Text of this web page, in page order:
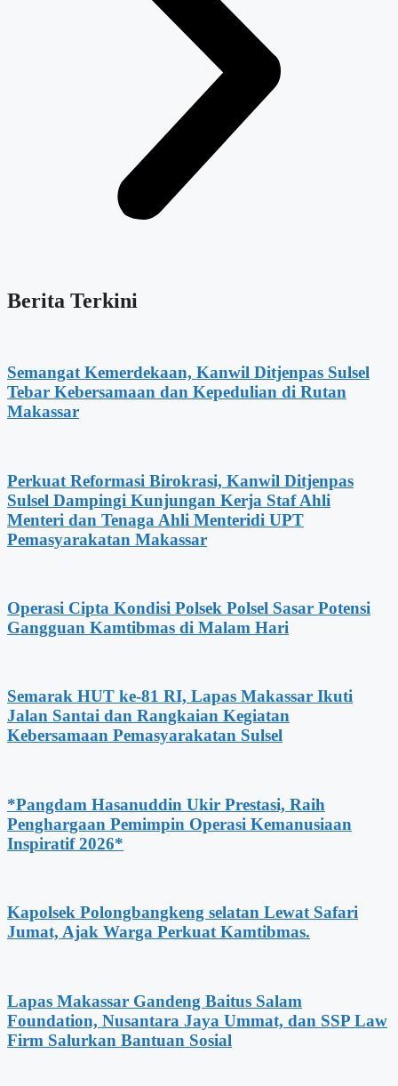
Berita Terkini
Semangat Kemerdekaan, Kanwil Ditjenpas Sulsel
Tebar Kebersamaan dan Kepedulian di Rutan
Makassar
Perkuat Reformasi Birokrasi, Kanwil Ditjenpas
Sulsel Dampingi Kunjungan Kerja Staf Ahli
Menteri dan Tenaga Ahli Menteridi UPT
Pemasyarakatan Makassar
Operasi Cipta Kondisi Polsek Polsel Sasar Potensi
Gangguan Kamtibmas di Malam Hari
Semarak HUT ke-81 RI, Lapas Makassar Ikuti
Jalan Santai dan Rangkaian Kegiatan
Kebersamaan Pemasyarakatan Sulsel
*Pangdam Hasanuddin Ukir Prestasi, Raih
Penghargaan Pemimpin Operasi Kemanusiaan
Inspiratif 2026*
Kapolsek Polongbangkeng selatan Lewat Safari
Jumat, Ajak Warga Perkuat Kamtibmas.
Lapas Makassar Gandeng Baitus Salam
Foundation, Nusantara Jaya Ummat, dan SSP Law
Firm Salurkan Bantuan Sosial